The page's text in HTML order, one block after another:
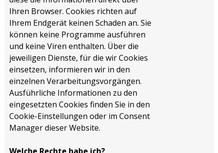
Ihren Browser. Cookies richten auf
Ihrem Endgerät keinen Schaden an. Sie
können keine Programme ausführen
und keine Viren enthalten. Über die
jeweiligen Dienste, für die wir Cookies
einsetzen, informieren wir in den
einzelnen Verarbeitungsvorgängen.
Ausführliche Informationen zu den
eingesetzten Cookies finden Sie in den
Cookie-Einstellungen oder im Consent
Manager dieser Website.